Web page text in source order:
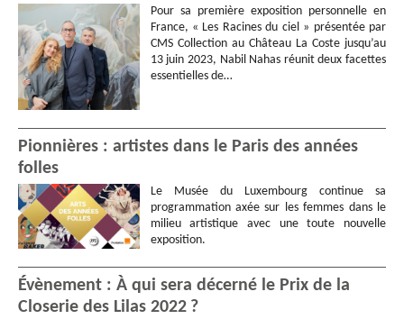
Pour sa première exposition personnelle en
France, « Les Racines du ciel » présentée par
CMS Collection au Château La Coste jusqu’au
13 juin 2023, Nabil Nahas réunit deux facettes
essentielles de…
Pionnières : artistes dans le Paris des années
folles
Le Musée du Luxembourg continue sa
programmation axée sur les femmes dans le
milieu artistique avec une toute nouvelle
exposition.
Évènement : À qui sera décerné le Prix de la
Closerie des Lilas 2022 ?